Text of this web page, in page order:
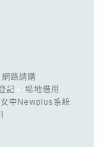
網路請購
記
場地借用
中Newplus系統